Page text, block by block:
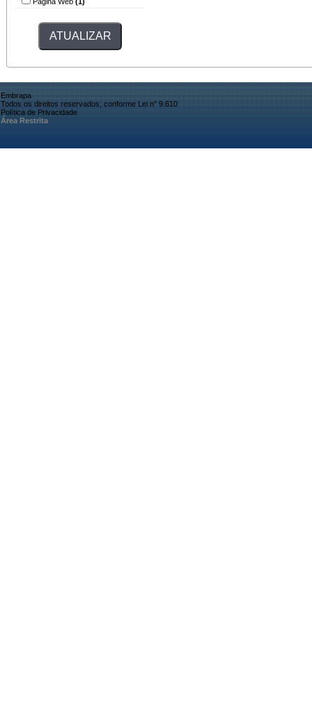
Embrapa
Todos os direitos reservados, conforme Lei n° 9.610
Política de Privacidade
Área Restrita